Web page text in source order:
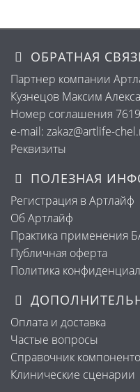
ОБРАТНАЯ
Партнер компании
Кузнецов Максим
Номер соглашения
e-mail: zakaz@artlife-
Реквизиты
ПОЛЕЗНАЯ
Регистрация в Артлайф
Об Артлайф
Практика применения
Публичная оферта
Политика
Оплата и доставка
Частые вопросы
Справочник
Клинические сценарии